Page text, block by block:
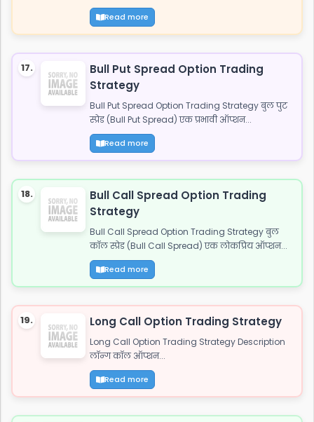
Read more
17.
Bull Put Spread Option Trading
Strategy
Bull Put Spread Option Trading Strategy बुल पुट
स्प्रेड (Bull Put Spread) एक प्रभावी ऑप्शन...
Read more
18.
Bull Call Spread Option Trading
Strategy
Bull Call Spread Option Trading Strategy बुल
कॉल स्प्रेड (Bull Call Spread) एक लोकप्रिय ऑप्शन...
Read more
19. Long Call Option Trading Strategy
Long Call Option Trading Strategy Description
लॉन्ग कॉल ऑप्शन...
Read more